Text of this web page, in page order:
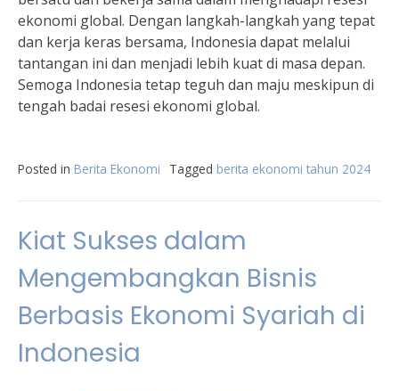
ekonomi global. Dengan langkah-langkah yang tepat
dan kerja keras bersama, Indonesia dapat melalui
tantangan ini dan menjadi lebih kuat di masa depan.
Semoga Indonesia tetap teguh dan maju meskipun di
tengah badai resesi ekonomi global.
Posted in Berita Ekonomi Tagged berita ekonomi tahun 2024
Kiat Sukses dalam
Mengembangkan Bisnis
Berbasis Ekonomi Syariah di
Indonesia